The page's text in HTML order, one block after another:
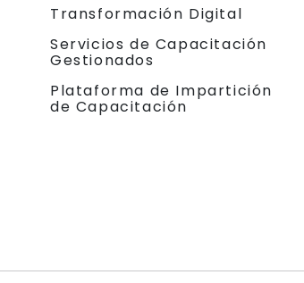
Transformación Digital
Servicios de Capacitación
Gestionados
Plataforma de Impartición
de Capacitación